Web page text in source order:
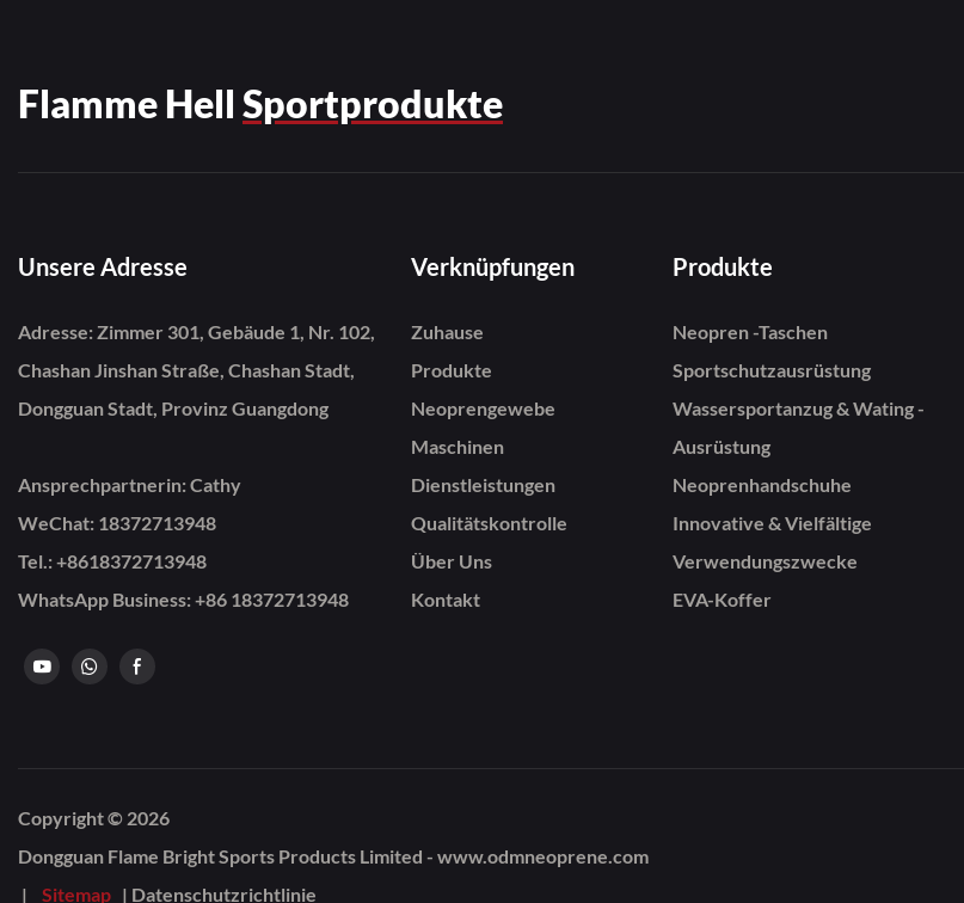
Flamme Hell Sportprodukte
Unsere Adresse
Adresse: Zimmer 301, Gebäude 1, Nr. 102,
Chashan Jinshan Straße, Chashan Stadt,
Dongguan Stadt, Provinz Guangdong
Ansprechpartnerin: Cathy
WeChat: 18372713948
Tel.: +8618372713948
WhatsApp Business: +86 18372713948
Verknüpfungen
Zuhause
Produkte
Neoprengewebe
Maschinen
Dienstleistungen
Qualitätskontrolle
Über Uns
Kontakt
Produkte
Neopren -Taschen
Sportschutzausrüstung
Wassersportanzug & Wating -
Ausrüstung
Neoprenhandschuhe
Innovative & Vielfältige
Verwendungszwecke
EVA-Koffer
Copyright © 2026
|
Sitemap | Datenschutzrichtlinie